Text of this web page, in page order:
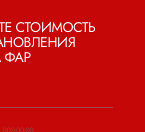
СТОИМОСТЬ
ФАР